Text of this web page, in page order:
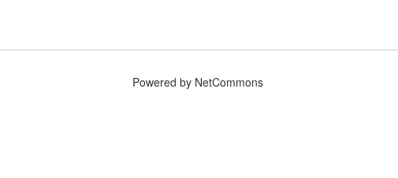
Powered by NetCommons